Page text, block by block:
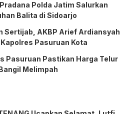
Polda Jatim Salurkan
Balita di Sidoarjo
Sertijab, AKBP Arief Ardiansyah
Pasuruan Kota
Pasuruan Pastikan Harga Telur
Melimpah